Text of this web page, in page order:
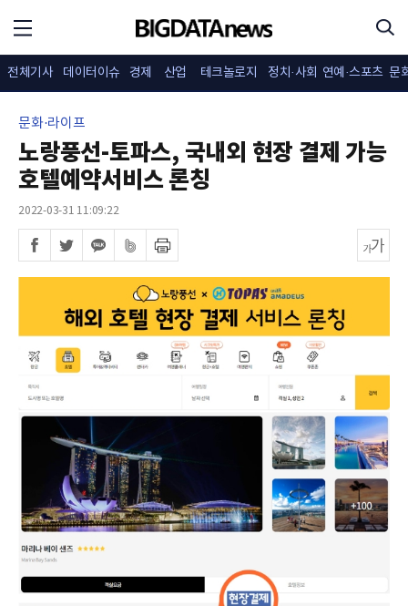
전체기사 데이터이슈 경제 산업 테크놀로지 정치·사회 연예·스포츠 문
문화·라이프
노랑풍선-토파스, 국내외 현장 결제 가능
호텔예약서비스 론칭
2022-03-31 11:09:22